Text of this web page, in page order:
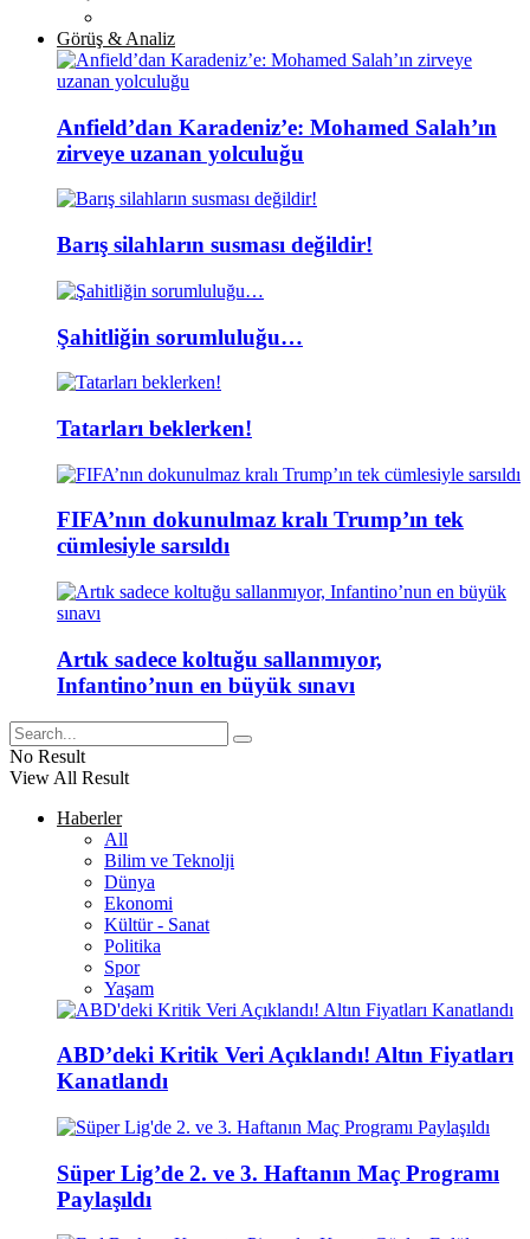
Görüş & Analiz
Anfield’dan Karadeniz’e: Mohamed Salah’ın
zirveye uzanan yolculuğu
Barış silahların susması değildir!
Şahitliğin sorumluluğu…
Tatarları beklerken!
FIFA’nın dokunulmaz kralı Trump’ın tek
cümlesiyle sarsıldı
Artık sadece koltuğu sallanmıyor,
Infantino’nun en büyük sınavı
No Result
View All Result
Haberler
All
Bilim ve Teknolji
Dünya
Ekonomi
Kültür - Sanat
Politika
Spor
Yaşam
ABD’deki Kritik Veri Açıklandı! Altın Fiyatları
Kanatlandı
Süper Lig’de 2. ve 3. Haftanın Maç Programı
Paylaşıldı